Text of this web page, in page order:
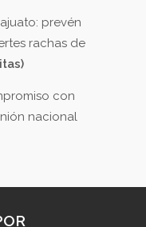
prevén
rachas de
con
nacional